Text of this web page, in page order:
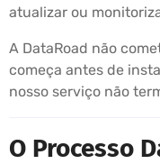
atualizar ou
A DataRoad não
começa antes de
nosso serviço não
O Processo